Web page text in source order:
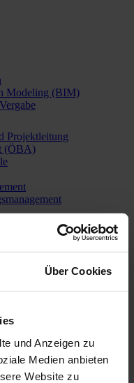
Über Cookies
und Anzeigen zu
Medien anbieten
Website zu
Modeling (BIM)
Projektleitung
(ÖBA)